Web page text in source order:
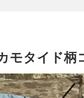
モタイド柄